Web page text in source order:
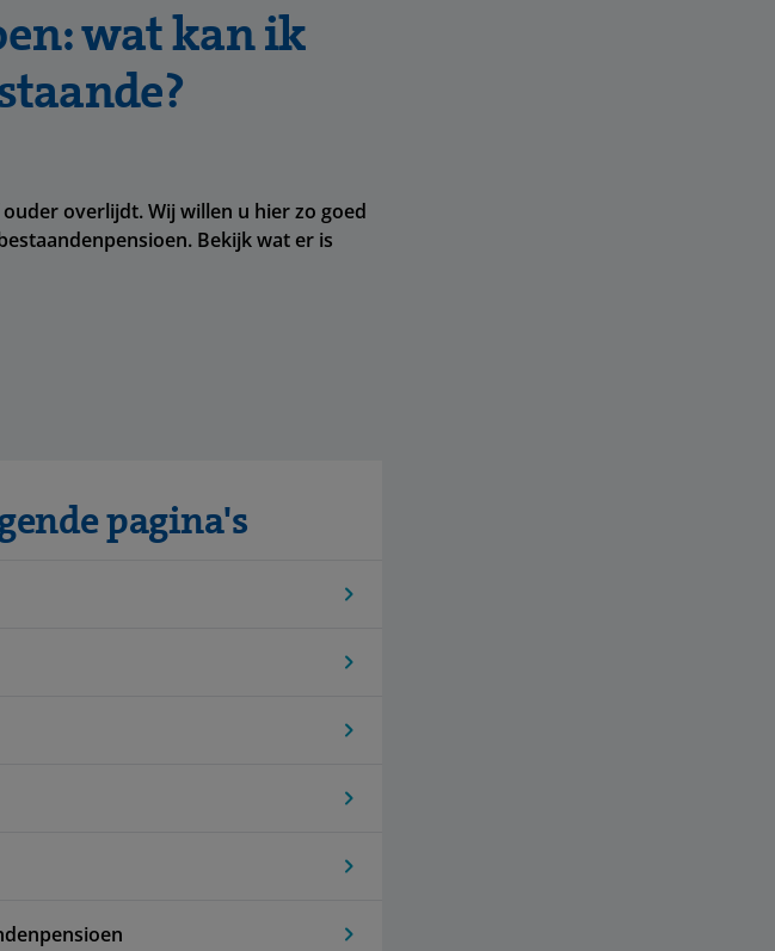
wat kan ik
overlijdt. Wij willen u hier zo goed
Bekijk wat er is
pagina's